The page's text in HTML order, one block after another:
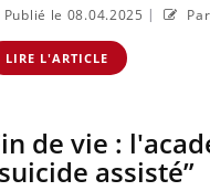
Publié le 08.04.2025 |
LIRE L'ARTICLE
de vie :
assisté”
t-elle de
?